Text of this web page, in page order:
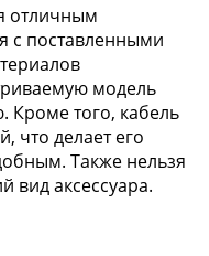
отличным
с поставленными
модель
Кроме того, кабель
что делает его
Также нельзя
вид аксессуара.